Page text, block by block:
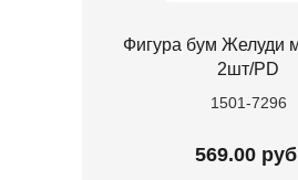
Фигура бум Желуди
2шт/PD
1501-7296
569.00